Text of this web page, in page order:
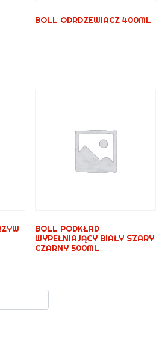
BOLL ODRDZEWIACZ 400ML
BOLL PODKŁAD
WYPEŁNIAJĄCY BIAŁY SZARY
CZARNY 500ML